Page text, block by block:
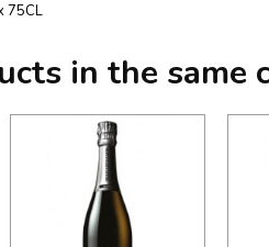
75CL
in the same